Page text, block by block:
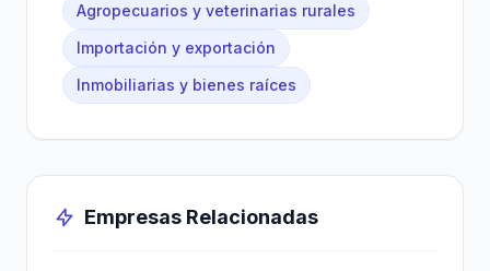
Agropecuarios y veterinarias rurales
Importación y exportación
Inmobiliarias y bienes raíces
Empresas Relacionadas